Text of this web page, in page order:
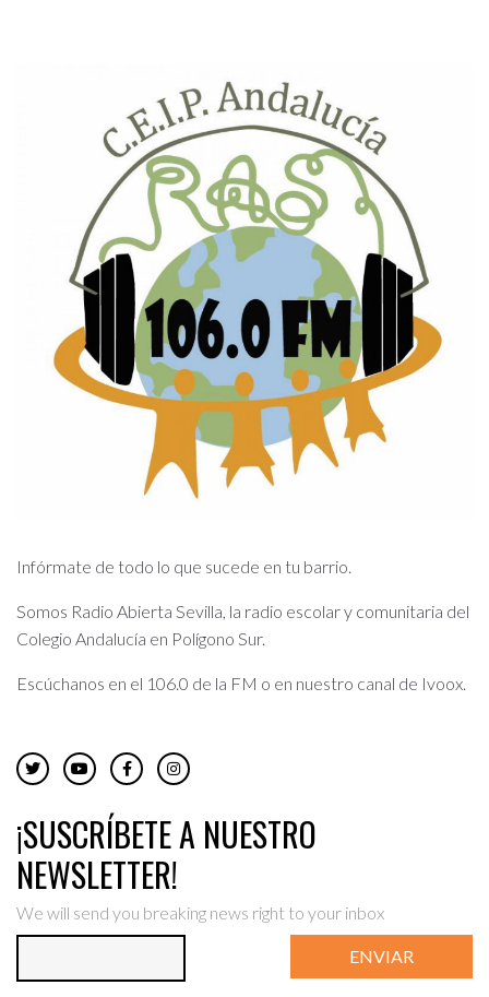
Infórmate de todo lo que sucede en tu barrio.
Somos Radio Abierta Sevilla, la radio escolar y comunitaria del
Colegio Andalucía en Polígono Sur.
Escúchanos en el 106.0 de la FM o en nuestro canal de Ivoox.
¡SUSCRÍBETE A NUESTRO
NEWSLETTER!
We will send you breaking news right to your inbox
ENVIAR